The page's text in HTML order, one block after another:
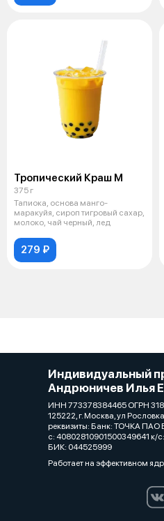
Тропический Краш М
375 г
Тапиока, основа манго-
маракуйя, сироп тигровый сахар,
молоко, чай черный, лед
279 ₽
Индивидуальный
Андрюничев Илья
ИНН 773378384465 ОГРН
125222, г. Москва, ул
реквизиты: Банк: ТОЧКА
с: 40802810901500349641 к/
БИК: 044525999
Работает на эффективном